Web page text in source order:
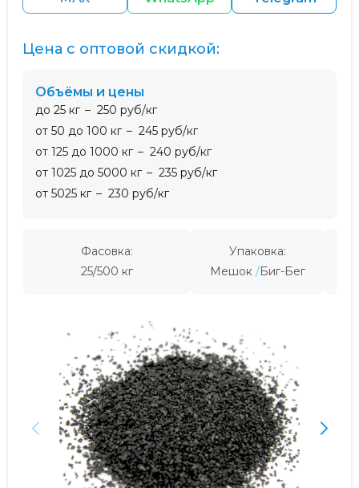
Фасовка:
25/500 кг
Упаковка:
Мешок
Биг-Бег
Цена с оптовой скидкой:
Объёмы и цены
до 25 кг
250 руб/кг
от 50 до 100 кг
245 руб/кг
от 125 до 1000 кг
240 руб/кг
от 1025 до 5000 кг
235 руб/кг
от 5025 кг
230 руб/кг